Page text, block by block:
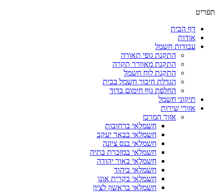
תפריט
דף הבית
אודות
עבודות חשמל
התקנת גופי תאורה
התקנת מאוורר תקרה
התקנת לוח חשמל
הגדלת חיבור חשמל בבית
החלפת גוף חימום בדוד
תיקוני חשמל
אזורי שירות
אזור המרכז
חשמלאי ברחובות
חשמלאי בבאר יעקב
חשמלאי בנס ציונה
חשמלאי במזכרת בתיה
חשמלאי באור יהודה
חשמלאי ביהוד
חשמלאי בקרית אונו
חשמלאי בראשון לציון